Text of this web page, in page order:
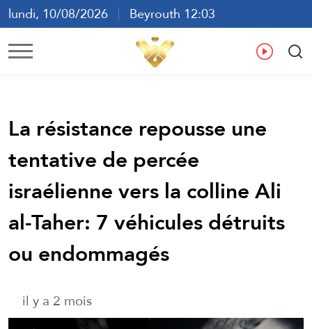
lundi, 10/08/2026
Beyrouth 12:03
ع
La résistance repousse une
tentative de percée
israélienne vers la colline Ali
al-Taher: 7 véhicules détruits
ou endommagés
il y a 2 mois